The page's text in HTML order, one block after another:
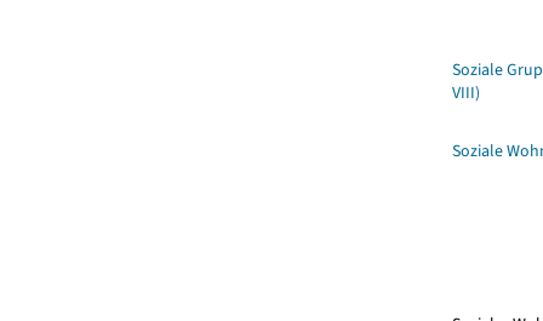
Soziale
VIII)
Soziale